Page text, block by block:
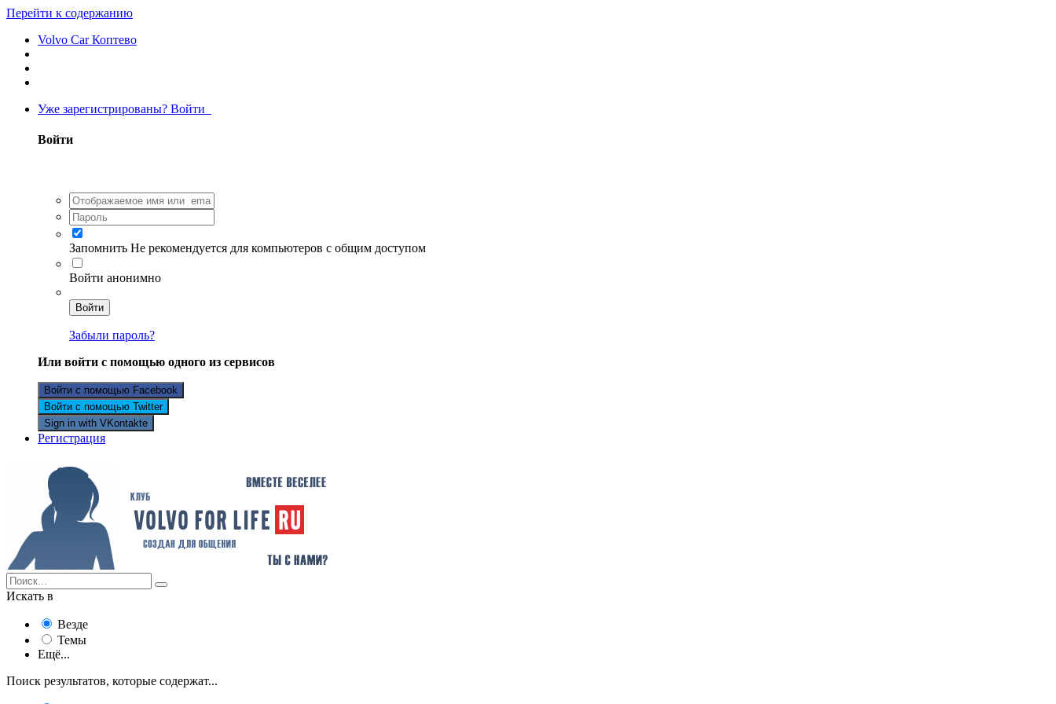
Перейти к содержанию
Volvo Car Коптево
Уже зарегистрированы? Войти
Войти
Запомнить Не рекомендуется для компьютеров с общим доступом
Войти анонимно
Войти
Забыли пароль?
Или войти с помощью одного из сервисов
Войти с помощью Facebook
Войти с помощью Twitter
Sign in with VKontakte
Регистрация
Искать в
Везде
Темы
Ещё...
Поиск результатов, которые содержат...